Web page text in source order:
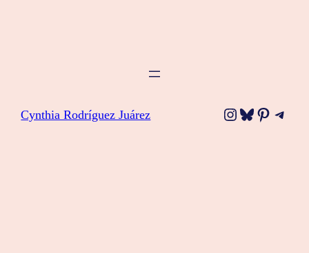
Cynthia Rodríguez Juárez Instagram
Bluesky